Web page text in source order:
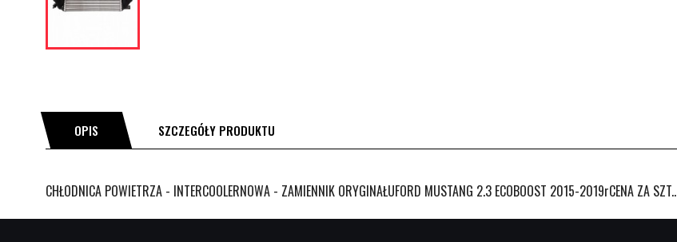
OPIS SZCZEGÓŁY PRODUKTU
CHŁODNICA POWIETRZA - INTERCOOLERNOWA - ZAMIENNIK ORYGINAŁUFORD MUSTANG 2.3 ECOBOOST 2015-2019rCENA ZA SZT..